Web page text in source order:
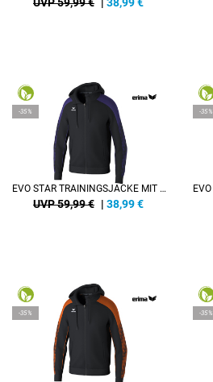
-35%
EVO STAR TRAININGSJACKE MIT KAPUZE
UVP 59,99 € | 38,99€
-35%
-35% -35%